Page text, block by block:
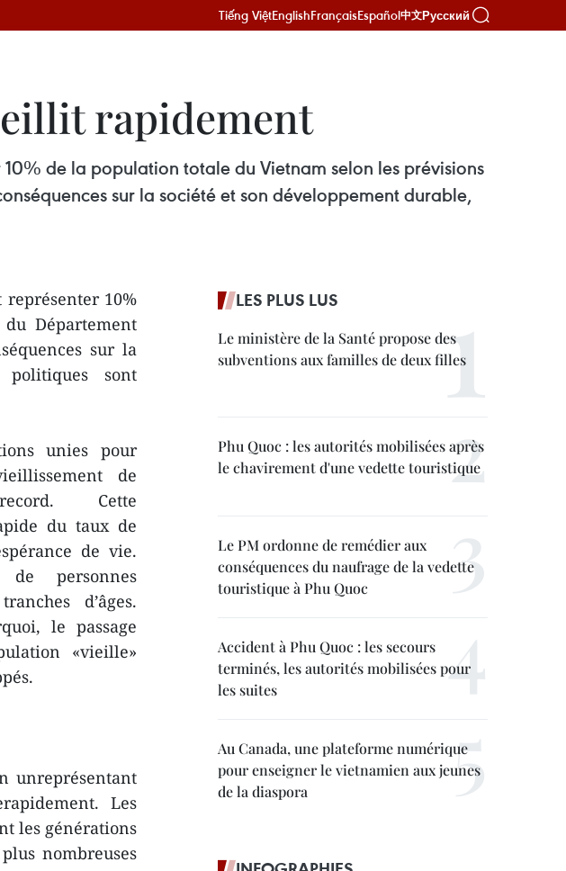
Tiếng ViệtEnglishFrançaisEspañol中文Русский
rapidement
de la population totale du Vietnam selon les prévisions
sur la société et son développement durable,
représenter 10%
Département
sur la
politiques sont
unies pour
de
Cette
du taux de
de vie.
personnes
d’âges.
le passage
«vieille»
unreprésentant
Les
les générations
nombreuses
LES PLUS LUS
Le ministère de la Santé propose des
subventions aux familles de deux filles
Phu Quoc : les autorités mobilisées après
le chavirement d'une vedette touristique
Le PM ordonne de remédier aux
conséquences du naufrage de la vedette
touristique à Phu Quoc
Accident à Phu Quoc : les secours
terminés, les autorités mobilisées pour
les suites
Au Canada, une plateforme numérique
pour enseigner le vietnamien aux jeunes
de la diaspora